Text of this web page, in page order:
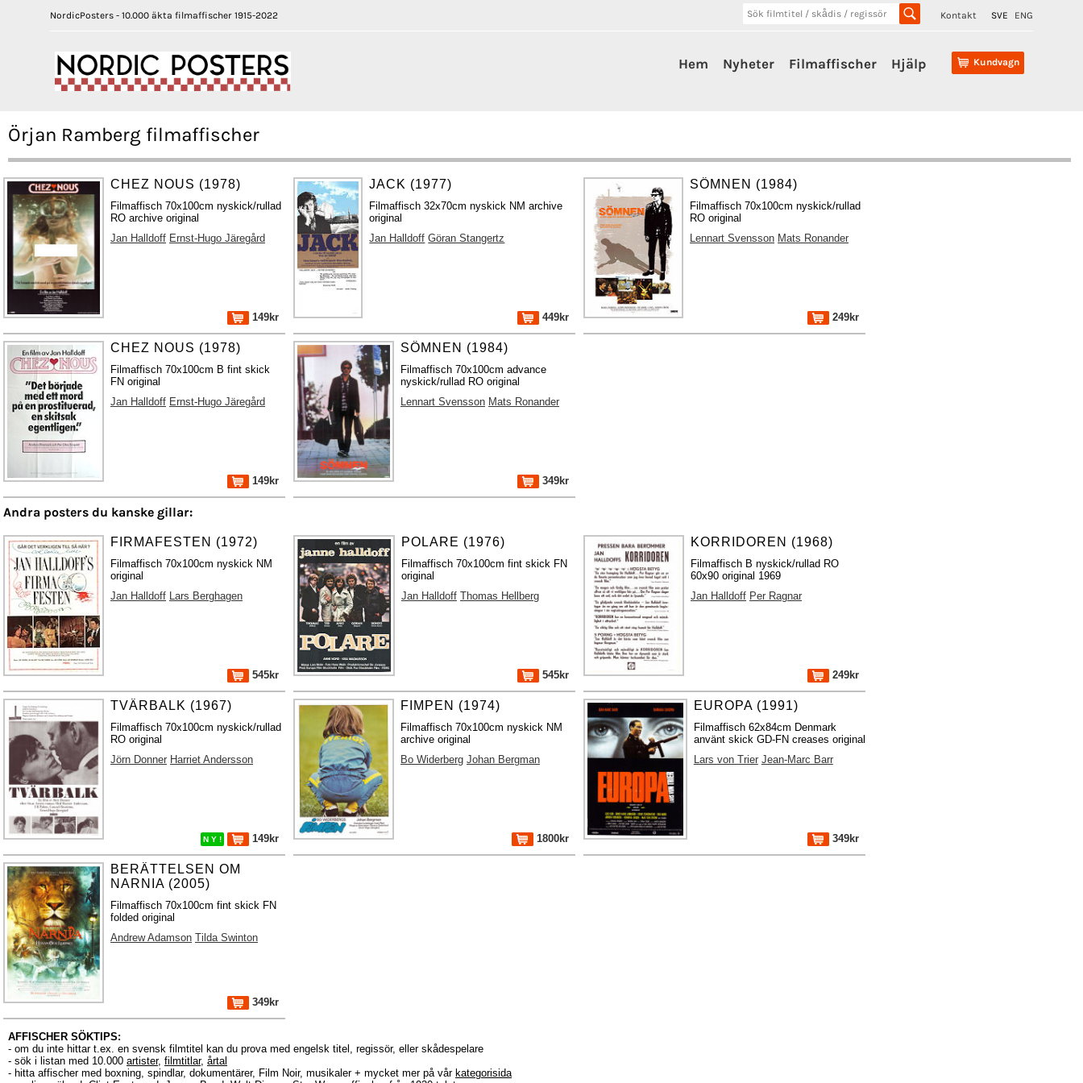
NordicPosters - 10.000 äkta filmaffischer 1915-2022 Kontakt SVE ENG
Kundvagn
Hem Nyheter Filmaffischer Hjälp
Örjan Ramberg filmaffischer
CHEZ NOUS (1978)
Filmaffisch 70x100cm nyskick/rullad
RO archive original
Jan Halldoff Ernst-Hugo Järegård
149kr
JACK (1977)
Filmaffisch 32x70cm nyskick NM archive
original
Jan Halldoff Göran Stangertz
449kr
SÖMNEN (1984)
Filmaffisch 70x100cm nyskick/rullad
RO original
Lennart Svensson Mats Ronander
249kr
CHEZ NOUS (1978)
Filmaffisch 70x100cm B fint skick
FN original
Jan Halldoff Ernst-Hugo Järegård
149kr
SÖMNEN (1984)
Filmaffisch 70x100cm advance
nyskick/rullad RO original
Lennart Svensson Mats Ronander
349kr
Andra posters du kanske gillar:
FIRMAFESTEN (1972)
Filmaffisch 70x100cm nyskick NM
original
Jan Halldoff Lars Berghagen
545kr
POLARE (1976)
Filmaffisch 70x100cm fint skick FN
original
Jan Halldoff Thomas Hellberg
545kr
KORRIDOREN (1968)
Filmaffisch B nyskick/rullad RO
60x90 original 1969
Jan Halldoff Per Ragnar
249kr
TVÄRBALK (1967)
Filmaffisch 70x100cm nyskick/rullad
RO original
Jörn Donner Harriet Andersson
N Y ! 149kr
FIMPEN (1974)
Filmaffisch 70x100cm nyskick NM
archive original
Bo Widerberg Johan Bergman
1800kr
EUROPA (1991)
Filmaffisch 62x84cm Denmark
använt skick GD-FN creases original
Lars von Trier Jean-Marc Barr
349kr
BERÄTTELSEN OM
NARNIA (2005)
Filmaffisch 70x100cm fint skick FN
folded original
Andrew Adamson Tilda Swinton
349kr
AFFISCHER SÖKTIPS:
- om du inte hittar t.ex. en svensk filmtitel kan du prova med engelsk titel, regissör, eller skådespelare
- sök i listan med 10.000 artister, filmtitlar, årtal
- hitta affischer med boxning, spindlar, dokumentärer, Film Noir, musikaler + mycket mer på vår kategorisida